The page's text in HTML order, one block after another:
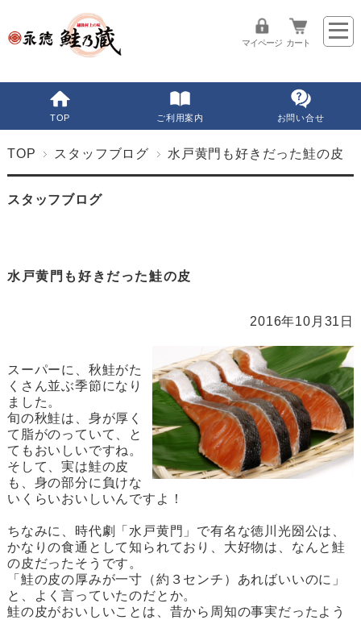
マイページ カート
TOP ご利用案内 お問い合せ
TOP スタッフブログ 水戸黄門も好きだった鮭の皮
スタッフブログ
水戸黄門も好きだった鮭の皮
2016年10月31日
スーパーに、秋鮭がた
くさん並ぶ季節になり
ました。
旬の秋鮭は、身が厚く
て脂がのっていて、と
てもおいしいですね。
そして、実は鮭の皮
も、身の部分に負けな
いくらいおいしいんですよ！
ちなみに、時代劇「水戸黄門」で有名な徳川光圀公は、
かなりの食通として知られており、大好物は、なんと鮭
の皮だったそうです。
「鮭の皮の厚みが一寸（約３センチ）あればいいのに」
と、よく言っていたのだとか。
鮭の皮がおいしいことは、昔から周知の事実だったよう